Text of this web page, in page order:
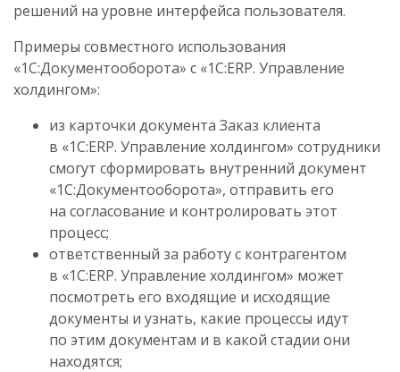
решений на уровне интерфейса пользователя.
Примеры совместного использования
«1С:Документооборота» с «1С:ERP. Управление
холдингом»:
из карточки документа Заказ клиента
в «1С:ERP. Управление холдингом» сотрудники
смогут сформировать внутренний документ
«1С:Документооборота», отправить его
на согласование и контролировать этот
процесс;
ответственный за работу с контрагентом
в «1С:ERP. Управление холдингом» может
посмотреть его входящие и исходящие
документы и узнать, какие процессы идут
по этим документам и в какой стадии они
находятся;